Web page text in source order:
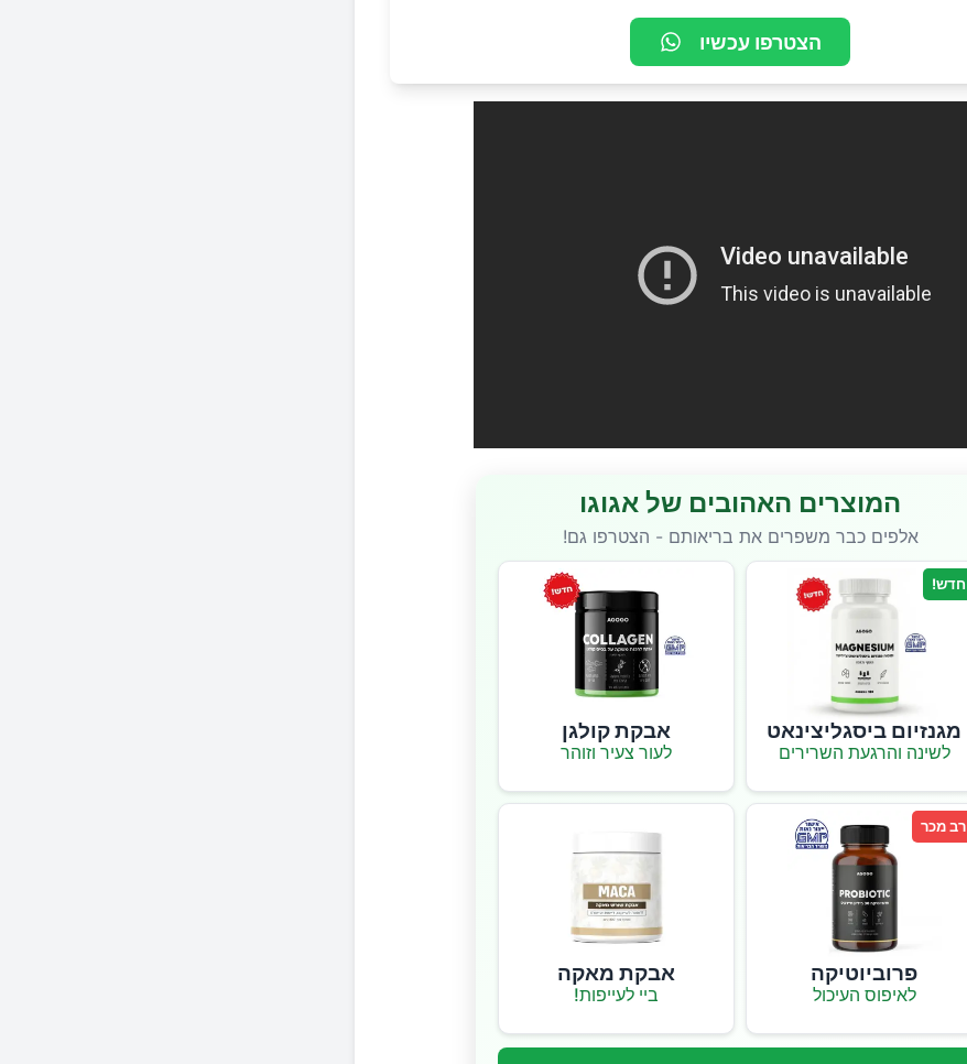
הצטרפו עכשיו
המוצרים האהובים של אגוגו
אלפים כבר משפרים את בריאותם - הצטרפו גם!
חדש!
מגנזיום ביסגליצינאט
לשינה והרגעת השרירים
אבקת קולגן
לעור צעיר וזוהר
רב מכר
פרוביוטיקה
לאיפוס העיכול
אבקת מאקה
ביי לעייפות!